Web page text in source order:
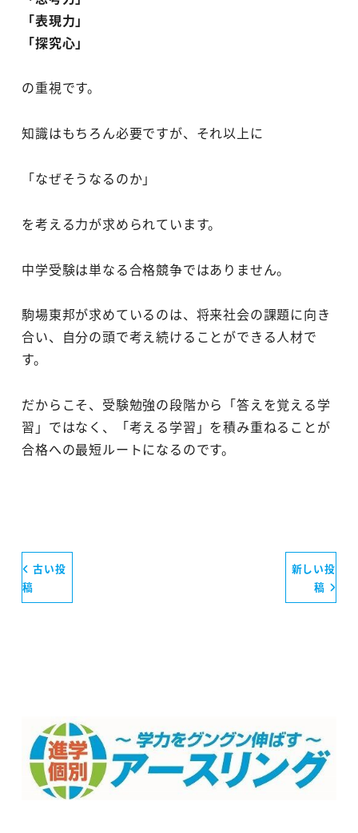
「表現力」
「探究心」
の重視です。
知識はもちろん必要ですが、それ以上に
「なぜそうなるのか」
を考える力が求められています。
中学受験は単なる合格競争ではありません。
駒場東邦が求めているのは、将来社会の課題に向き
合い、自分の頭で考え続けることができる人材で
す。
だからこそ、受験勉強の段階から「答えを覚える学
習」ではなく、「考える学習」を積み重ねることが
合格への最短ルートになるのです。
古い投
稿
新しい投
稿